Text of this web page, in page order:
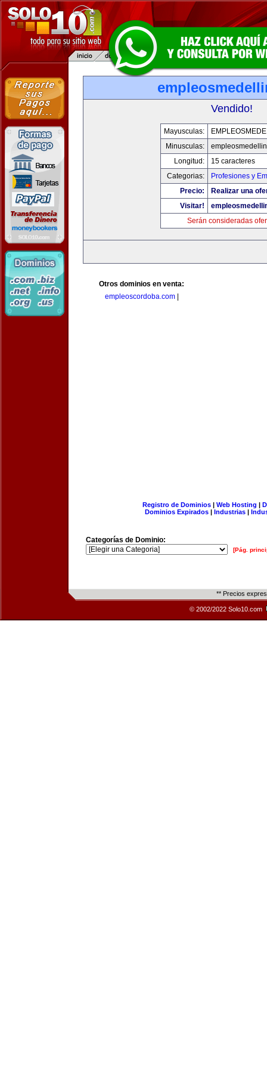
Vendido!
Mayusculas:
Minusculas:
Longitud:
15 caracteres
Categorias:
Profesiones y
Precio:
Realizar una
Visitar!
Serán consideradas
Otros dominios en venta:
empleoscordoba.com|
Registro de Dominios| Web Hosting |
Dominios Expirados | Industrias |
Categorías de Dominio:
[Pág.
** Precios
© 2002/2022 Solo10.com